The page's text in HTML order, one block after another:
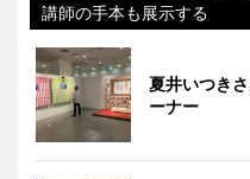
講師の手本も展示する
夏井いつき
ーナー